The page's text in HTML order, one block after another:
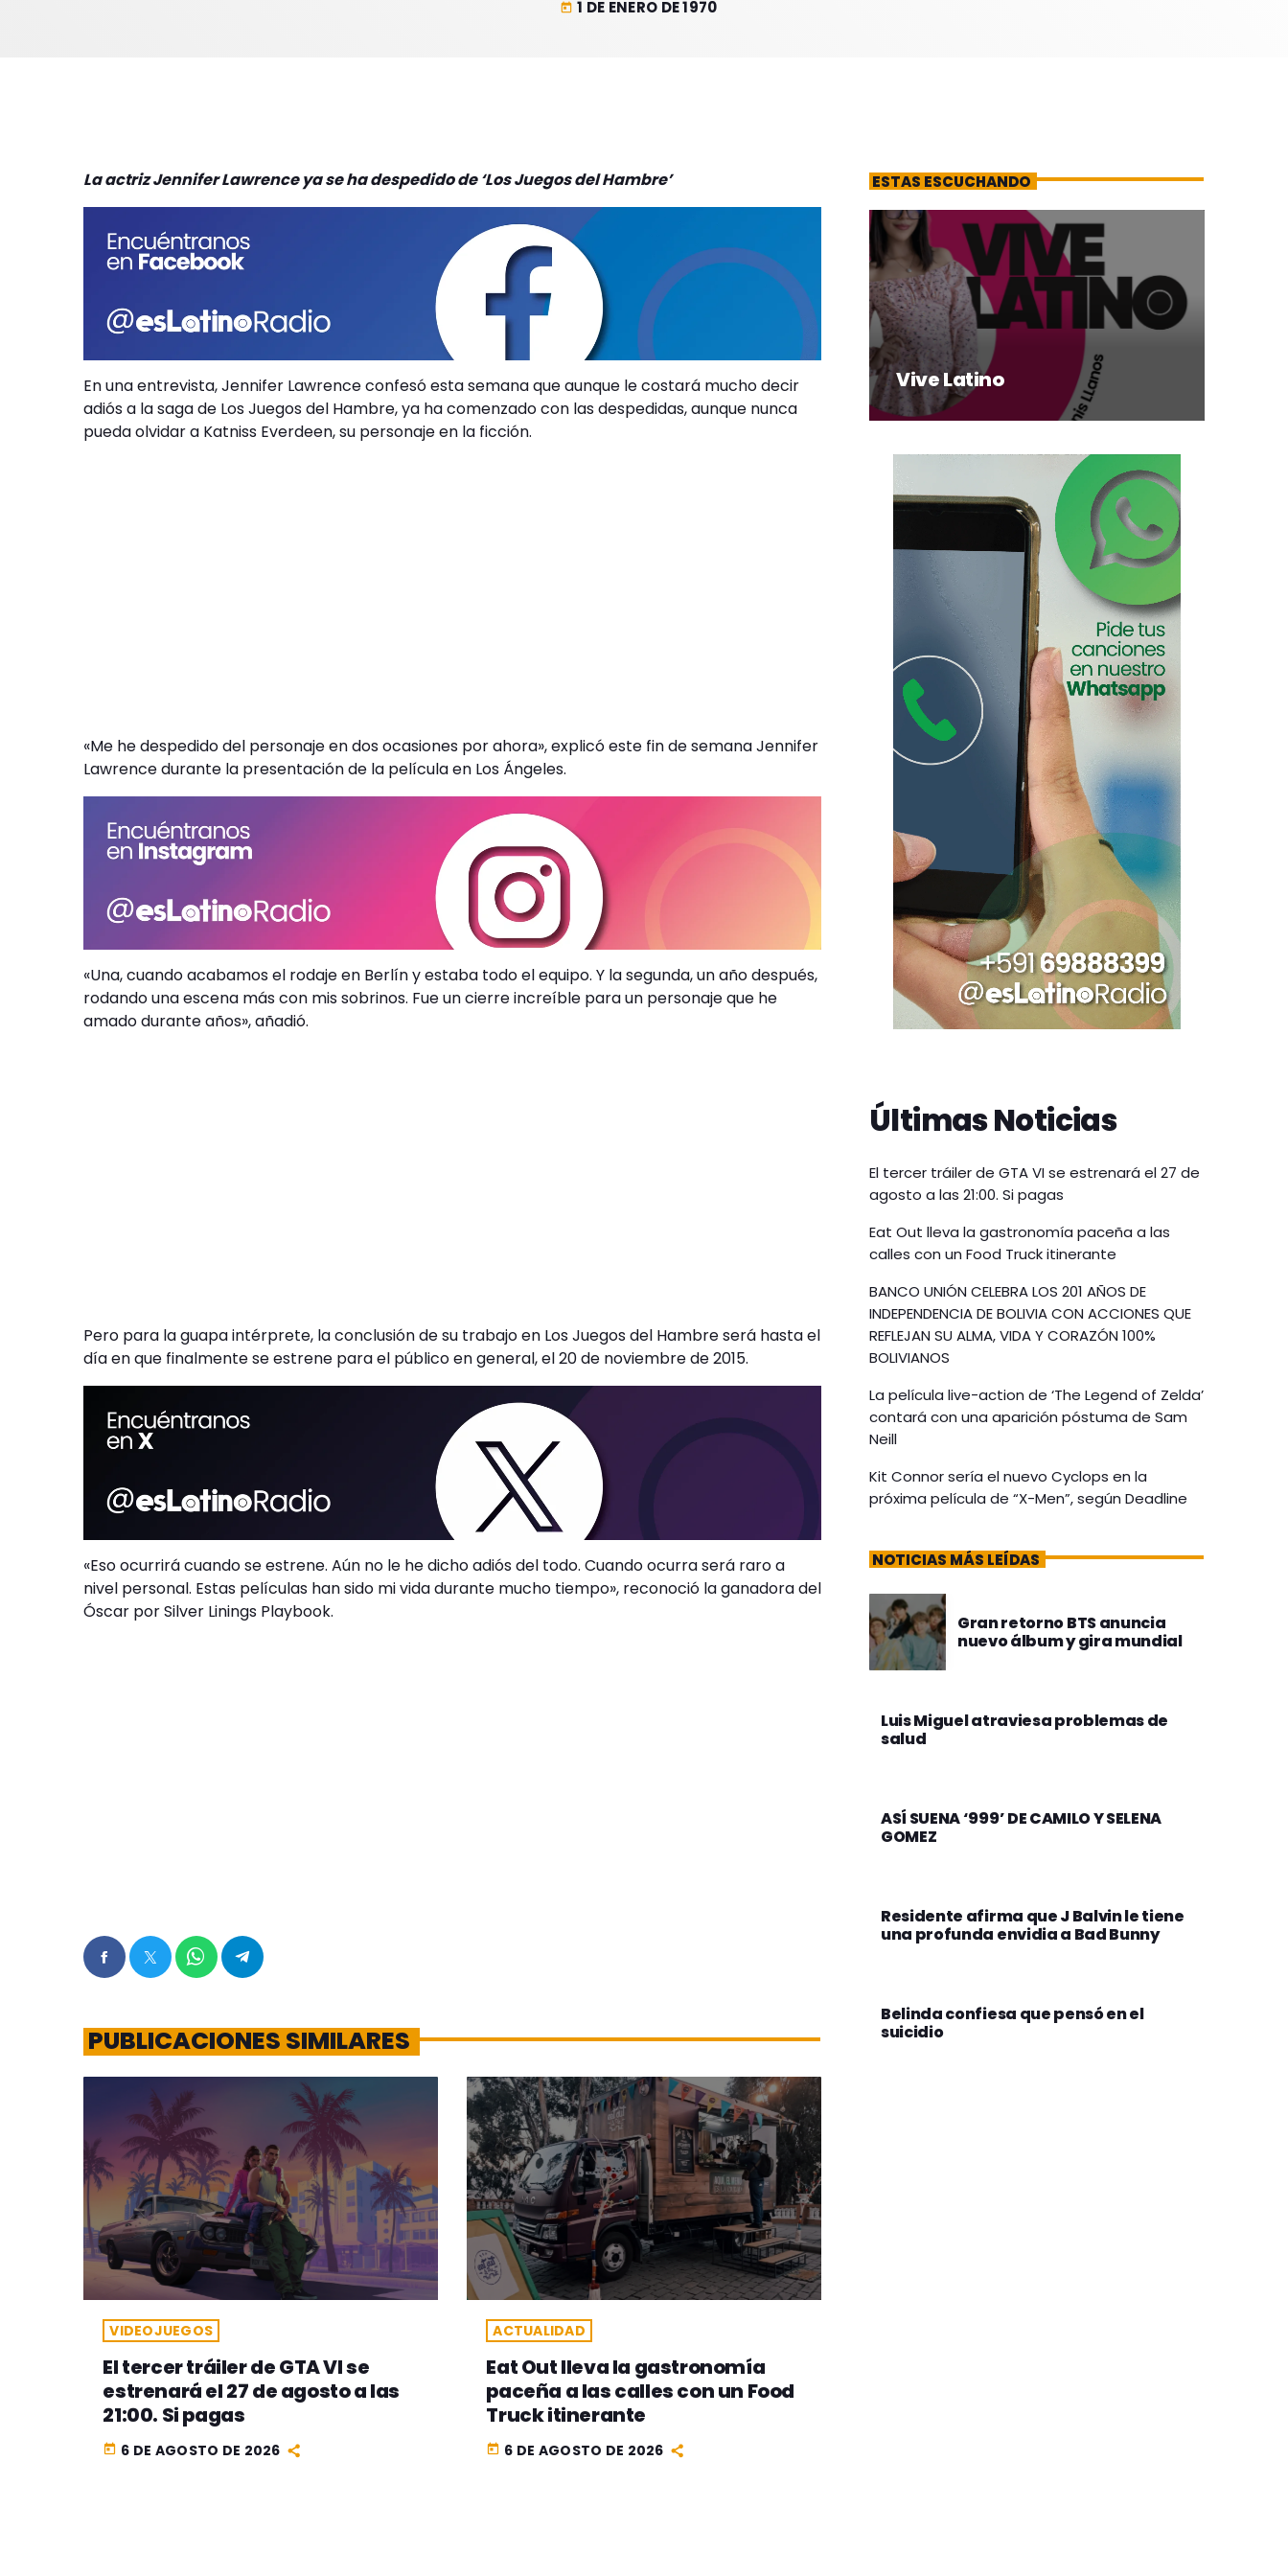
today 1 DE ENERO DE 1970
La actriz Jennifer Lawrence ya se ha despedido de ‘Los Juegos del Hambre’
En una entrevista, Jennifer Lawrence confesó esta semana que aunque le costará mucho decir
adiós a la saga de Los Juegos del Hambre, ya ha comenzado con las despedidas, aunque nunca
pueda olvidar a Katniss Everdeen, su personaje en la ficción.
«Me he despedido del personaje en dos ocasiones por ahora», explicó este fin de semana Jennifer
Lawrence durante la presentación de la película en Los Ángeles.
«Una, cuando acabamos el rodaje en Berlín y estaba todo el equipo. Y la segunda, un año después,
rodando una escena más con mis sobrinos. Fue un cierre increíble para un personaje que he
amado durante años», añadió.
Pero para la guapa intérprete, la conclusión de su trabajo en Los Juegos del Hambre será hasta el
día en que finalmente se estrene para el público en general, el 20 de noviembre de 2015.
«Eso ocurrirá cuando se estrene. Aún no le he dicho adiós del todo. Cuando ocurra será raro a
nivel personal. Estas películas han sido mi vida durante mucho tiempo», reconoció la ganadora del
Óscar por Silver Linings Playbook.
PUBLICACIONES SIMILARES
VIDEOJUEGOS
El tercer tráiler de GTA VI se
estrenará el 27 de agosto a las
21:00. Si pagas
today 6 DE AGOSTO DE 2026
ACTUALIDAD
Eat Out lleva la gastronomía
paceña a las calles con un Food
Truck itinerante
today 6 DE AGOSTO DE 2026
ESTAS ESCUCHANDO
Vive Latino
Últimas Noticias
El tercer tráiler de GTA VI se estrenará el 27 de
agosto a las 21:00. Si pagas
Eat Out lleva la gastronomía paceña a las
calles con un Food Truck itinerante
BANCO UNIÓN CELEBRA LOS 201 AÑOS DE
INDEPENDENCIA DE BOLIVIA CON ACCIONES QUE
REFLEJAN SU ALMA, VIDA Y CORAZÓN 100%
BOLIVIANOS
La película live-action de ‘The Legend of Zelda’
contará con una aparición póstuma de Sam
Neill
Kit Connor sería el nuevo Cyclops en la
próxima película de “X-Men”, según Deadline
NOTICIAS MÁS LEÍDAS
Gran retorno BTS anuncia
nuevo álbum y gira mundial
Luis Miguel atraviesa problemas de
salud
ASÍ SUENA ‘999’ DE CAMILO Y SELENA
GOMEZ
Residente afirma que J Balvin le tiene
una profunda envidia a Bad Bunny
Belinda confiesa que pensó en el
suicidio